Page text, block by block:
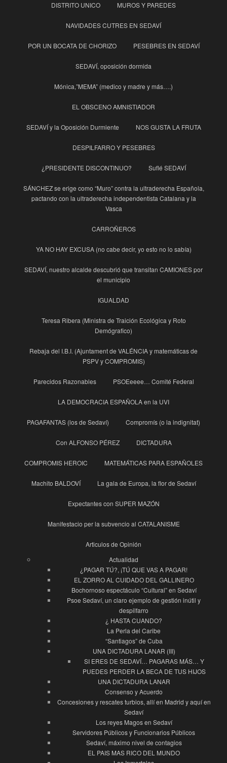
DISTRITO UNICO MUROS Y PAREDES
NAVIDADES CUTRES EN SEDAVÍ
POR UN BOCATA DE CHORIZO PESEBRES EN SEDAVÍ
SEDAVÍ, oposición dormida
Mónica,”MEMA” (medico y madre y más….)
EL OBSCENO AMNISTIADOR
SEDAVÍ y la Oposición Durmiente NOS GUSTA LA FRUTA
DESPILFARRO Y PESEBRES
¿PRESIDENTE DISCONTINUO? Suflé SEDAVÍ
SÁNCHEZ se erige como “Muro” contra la ultraderecha Española,
pactando con la ultraderecha independentista Catalana y la
Vasca
CARROÑEROS
YA NO HAY EXCUSA (no cabe decir, yo esto no lo sabía)
SEDAVÍ, nuestro alcalde descubrió que transitan CAMIONES por
el municipio
IGUALDAD
Teresa Ribera (Ministra de Traición Ecológica y Roto
Demógrafico)
Rebaja del I.B.I. (Ajuntament de VALÉNCIA y matemáticas de
PSPV y COMPROMIS)
Parecidos Razonables PSOEeeee… Comité Federal
LA DEMOCRACIA ESPAÑOLA en la UVI
PAGAFANTAS (los de Sedaví) Compromís (o la indignitat)
Con ALFONSO PÉREZ DICTADURA
COMPROMIS HEROIC MATEMÁTICAS PARA ESPAÑOLES
Machito BALDOVÍ La gala de Europa, la flor de Sedaví
Expectantes con SUPER MAZÓN
Manifestacio per la subvencio al CATALANISME
Articulos de Opinión
Actualidad
¿PAGAR TÚ?, ¡TÚ QUE VAS A PAGAR!
EL ZORRO AL CUIDADO DEL GALLINERO
Bochornoso espectáculo “Cultural” en Sedaví
Psoe Sedaví, un claro ejemplo de gestión inútil y
despilfarro
¿ HASTA CUANDO?
La Perla del Caribe
“Santiagos” de Cuba
UNA DICTADURA LANAR (III)
SI ERES DE SEDAVÍ… PAGARAS MÁS… Y
PUEDES PERDER LA BECA DE TUS HIJOS
UNA DICTADURA LANAR
Consenso y Acuerdo
Concesiones y rescates turbios, allí en Madrid y aquí en
Sedaví
Los reyes Magos en Sedaví
Servidores Públicos y Funcionarios Públicos
Sedaví, máximo nivel de contagios
EL PAIS MAS RICO DEL MUNDO